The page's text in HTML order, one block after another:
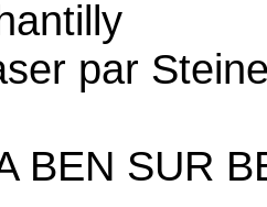
par
BEN SUR